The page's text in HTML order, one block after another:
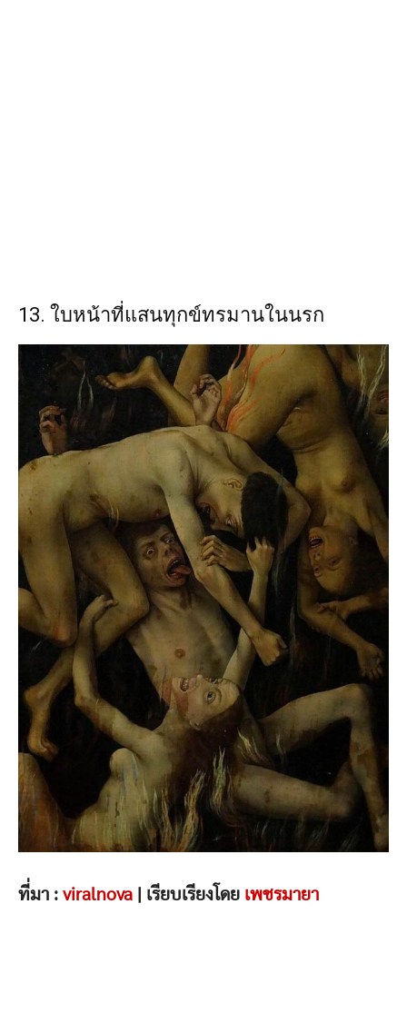
13. ใบหน้าที่แสนทุกข์ทรมานในนรก
ที่มา : viralnova | เรียบเรียงโดย เพชรมายา